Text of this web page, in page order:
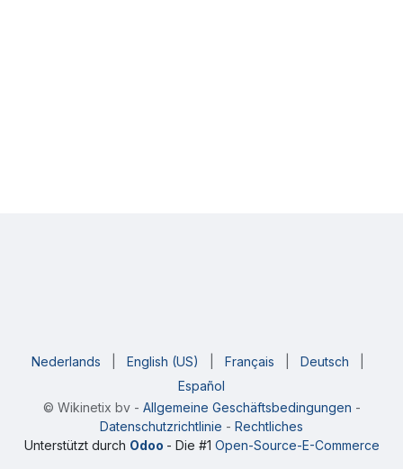
© Wikinetix bv- Allgemeine Geschäftsbedingungen -
Datenschutzrichtlinie - Rechtliches
Nederlands English (US) Français Deutsch
Español
Unterstützt durch Odoo - Die #1 Open-Source-E-Commerce